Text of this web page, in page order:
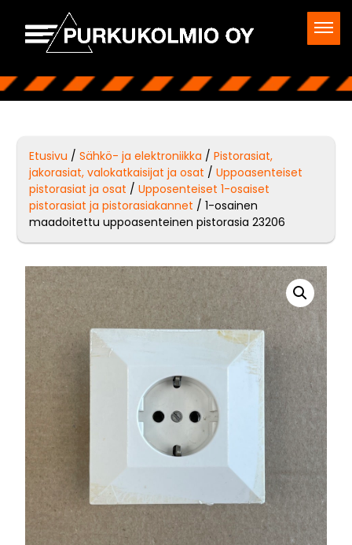
Etusivu /Sähkö- ja elektroniikka /Pistorasiat,
jakorasiat, valokatkaisijat ja osat /Uppoasenteiset
pistorasiat ja osat /Upposenteiset 1-osaiset
pistorasiat ja pistorasiakannet / 1-osainen
maadoitettu uppoasenteinen pistorasia 23206